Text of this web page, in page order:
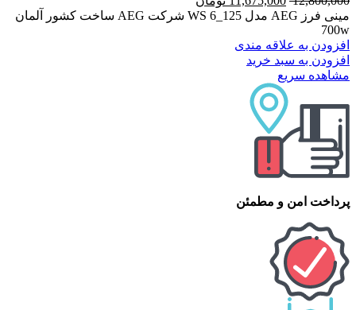
مینی فرز AEG مدل WS 6_125 شرکت AEG ساخت کشور آلمان
700w
افزودن به علاقه مندی
افزودن به سبد خرید
مشاهده سریع
پرداخت امن و مطمئن